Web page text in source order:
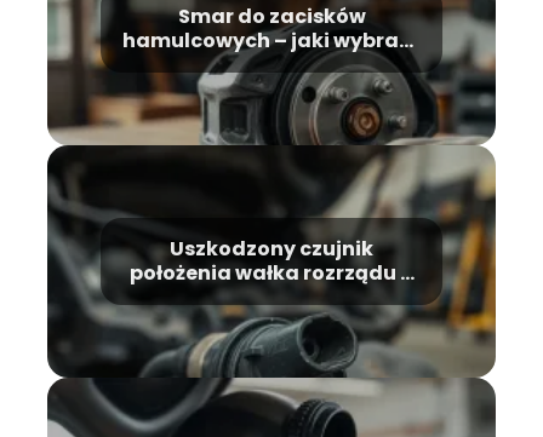
Smar do zacisków
hamulcowych – jaki wybrać i
jak stosować?
Uszkodzony czujnik
położenia wałka rozrządu –
objawy